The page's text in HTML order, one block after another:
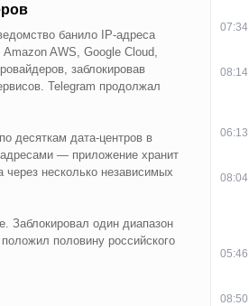
банило IP-адреса
AWS, Google Cloud,
заблокировав
Telegram продолжал
десяткам дата-центров в
— приложение хранит
несколько независимых
Заблокировал один диапазон
половину российского
07:34
08:14
06:13
08:04
05:46
08:50